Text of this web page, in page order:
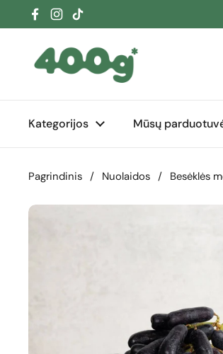
Pereiti prie turinio
Facebook
Instagram
TikTok
Kategorijos Mūsų
Pagrindinis / Nuolaidos / Besėklės